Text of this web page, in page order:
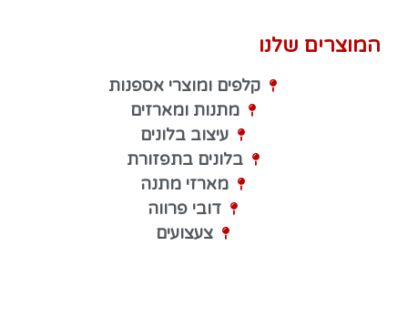
המוצרים שלנו
קלפים ומוצרי אספנות
מתנות ומארזים
עיצוב בלונים
בלונים בתפזורת
מארזי מתנה
דובי פרווה
צעצועים